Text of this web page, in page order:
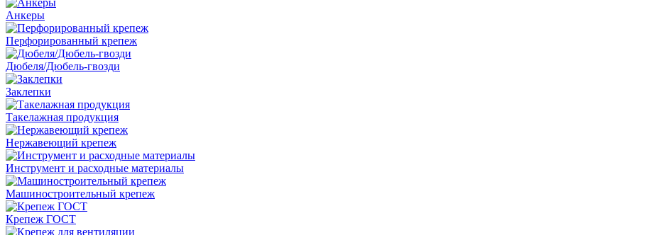
Анкеры
Перфорированный крепеж
Дюбеля/Дюбель-гвозди
Заклепки
Такелажная продукция
Нержавеющий крепеж
Инструмент и расходные материалы
Машиностроительный крепеж
Крепеж ГОСТ